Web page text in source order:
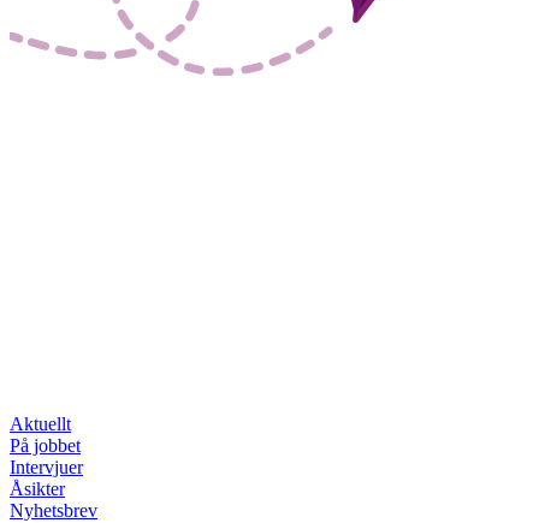
Aktuellt
På jobbet
Intervjuer
Åsikter
Nyhetsbrev